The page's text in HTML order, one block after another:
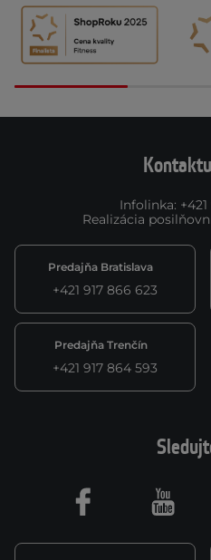
Infolinka:
Realizácia
Predajňa Bratislava
+421 917 866 623
Predajňa Trenčín
+421 917 864 593
Facebook Youtube